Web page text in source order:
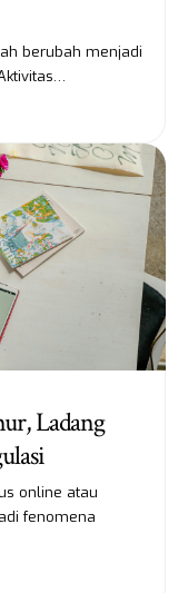
berubah menjadi
Ladang
online atau
fenomena